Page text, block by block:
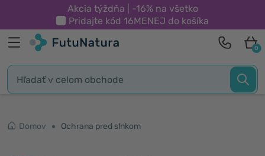
Akcia týždňa | -16% na všetko
Pridajte kód 16MENEJ do košíka
0
Domov Ochrana pred slnkom